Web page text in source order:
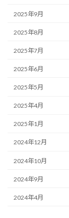
2025年9月
2025年8月
2025年7月
2025年6月
2025年5月
2025年4月
2025年1月
2024年12月
2024年10月
2024年9月
2024年4月